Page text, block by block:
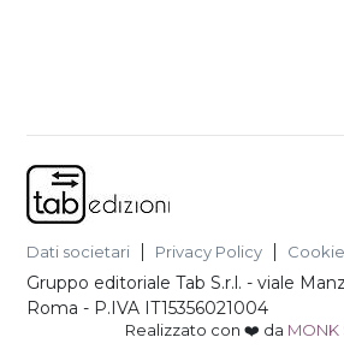
Dati societari Privacy Policy
Gruppo editoriale Tab S.r.l. -viale
Roma - P.IVA IT15356021004
Realizzato con ❤️ da